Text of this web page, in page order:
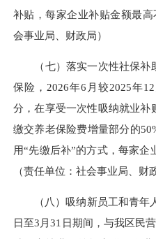
补贴，每家企业补贴金额最高
会事业局、财政局）
（七）落实一次性社保补
保险，2026年6月较2025年
分，在享受一次性吸纳就业补
缴交养老保险费增量部分的
用“先缴后补”的方式，每家企
（责任单位：社会事业局、财
（八）吸纳新员工和青年人
日至3月31日期间，与我区民